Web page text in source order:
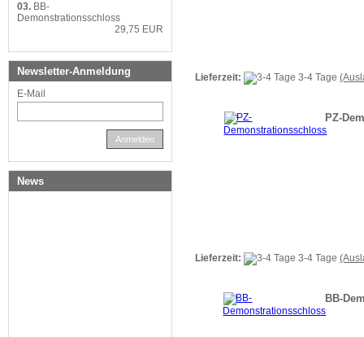
Lieferzeit: 3-4 Tage
PZ-
Lieferzeit: 3-4 Tage
BB-
03. BB-
Demonstrationsschloss
29,75 EUR
Newsletter-Anmeldung
E-Mail
Anmelden
News